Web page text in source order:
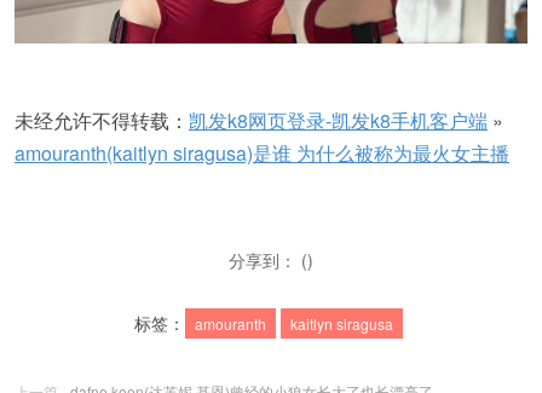
未经允许不得转载： 凯发k8网页登录-凯发k8手机客户端 »
amouranth(kaitlyn siragusa)是谁 为什么被称为最火女主播
分享到： ()
标签： amouranth kaitlyn siragusa